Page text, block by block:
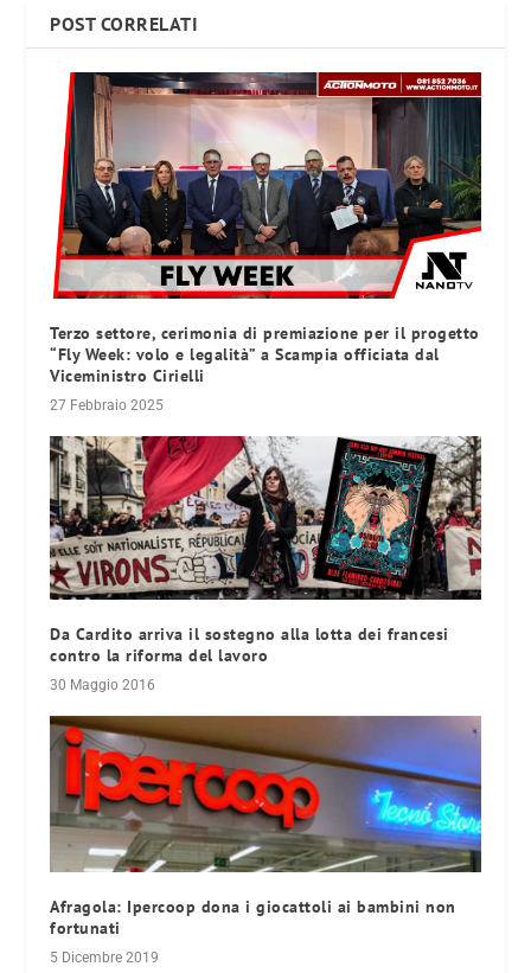
POST CORRELATI
Terzo settore, cerimonia di premiazione per il progetto
“Fly Week: volo e legalità” a Scampia officiata dal
Viceministro Cirielli
27 Febbraio 2025
Da Cardito arriva il sostegno alla lotta dei francesi
contro la riforma del lavoro
30 Maggio 2016
Afragola: Ipercoop dona i giocattoli ai bambini non
fortunati
5 Dicembre 2019